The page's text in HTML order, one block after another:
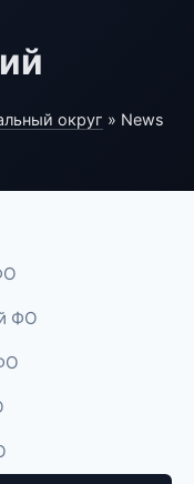
округ » News
ФО